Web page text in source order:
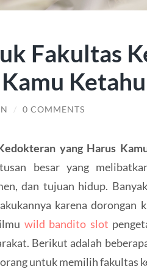
Fakultas
/ 0 COMMENTS
yang Harus
besar yang
dan tujuan hidup.
karena dorongan
wild bandito slot
Berikut adalah
untuk memilih fakultas